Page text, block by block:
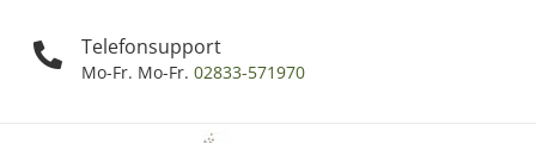
Telefonsupport
Mo-Fr. Mo-Fr. 02833-571970